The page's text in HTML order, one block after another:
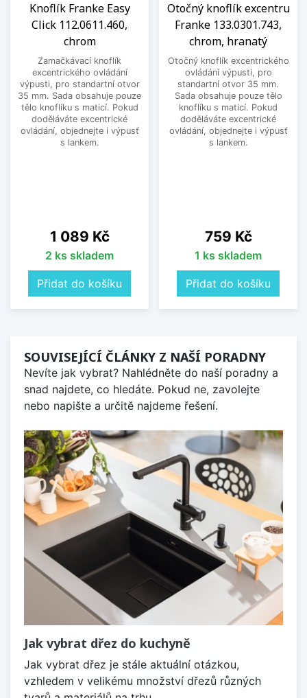
Knoflík Franke Easy
Click 112.0611.460,
chrom
Zamačkávací knoflík
excentrického ovládání
výpusti, pro standartní otvor
35 mm. Sada obsahuje pouze
tělo knoflíku s maticí. Pokud
doděláváte excentrické
ovládání, objednejte i výpusť
s lankem.
Cena
1 089 Kč
2 ks skladem
Přidat do košíku
Otočný knoflík excentru
Franke 133.0301.743,
chrom, hranatý
Otočný knoflík excentrického
ovládání výpusti, pro
standartní otvor 35 mm.
Sada obsahuje pouze tělo
knoflíku s maticí. Pokud
doděláváte excentrické
ovládání, objednejte i výpusť
s lankem.
Cena
759 Kč
1 ks skladem
Přidat do košíku
SOUVISEJÍCÍ ČLÁNKY Z NAŠÍ PORADNY
Nevíte jak vybrat? Nahlédněte do naší poradny a
snad najdete, co hledáte. Pokud ne, zavolejte
nebo napište a určitě najdeme řešení.
Jak vybrat dřez do kuchyně
Jak vybrat dřez je stále aktuální otázkou,
vzhledem v velikému množství dřezů různých